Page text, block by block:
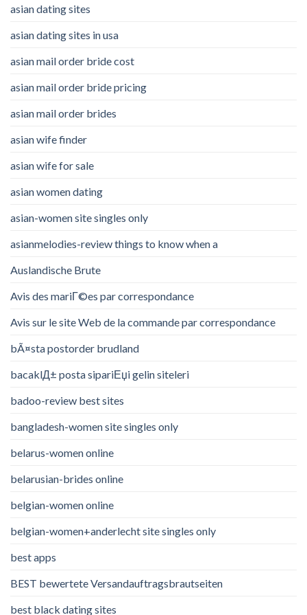
asian dating sites
asian dating sites in usa
asian mail order bride cost
asian mail order bride pricing
asian mail order brides
asian wife finder
asian wife for sale
asian women dating
asian-women site singles only
asianmelodies-review things to know when a
Auslandische Brute
Avis des mariГ©es par correspondance
Avis sur le site Web de la commande par correspondance
bÃ¤sta postorder brudland
bacaklД± posta sipariЕџi gelin siteleri
badoo-review best sites
bangladesh-women site singles only
belarus-women online
belarusian-brides online
belgian-women online
belgian-women+anderlecht site singles only
best apps
BEST bewertete Versandauftragsbrautseiten
best black dating sites